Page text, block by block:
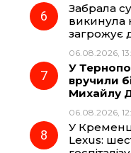
Забрала
викинула
загрожує
06.08.2026,
У
вручили
Михайлу
06.08.2026,
У
Lexus: